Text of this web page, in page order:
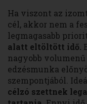
Ha viszont az
cél, akkor nem a
legmagasabb
alatt eltöltött idő.
nagyobb
edzésmunka
szempontjából.
célzó szettnek